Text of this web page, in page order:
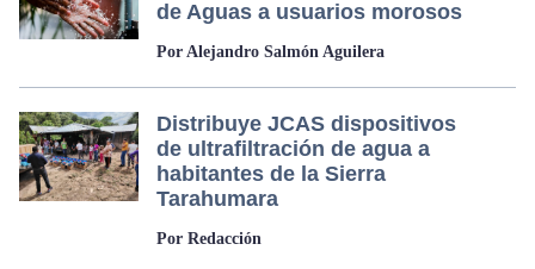
de Aguas a usuarios morosos
Por Alejandro Salmón Aguilera
Distribuye JCAS dispositivos
de ultrafiltración de agua a
habitantes de la Sierra
Tarahumara
Por Redacción